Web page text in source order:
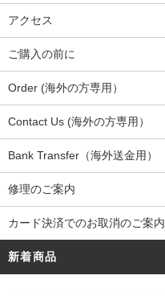
アクセス
ご購入の前に
Order (海外の方専用）
Contact Us (海外の方専用）
Bank Transfer（海外送金用）
修理のご案内
カード決済でのお取消のご案内
新着商品